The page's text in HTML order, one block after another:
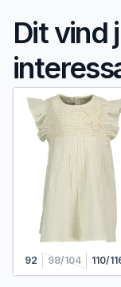
Dit vind
92 98/104 110/